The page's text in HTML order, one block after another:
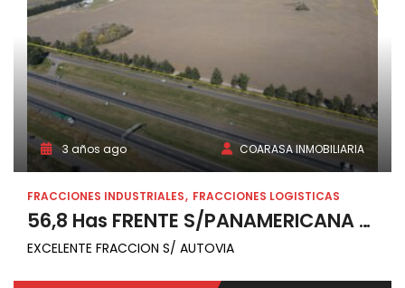
3 años ago COARASA INMOBILIARIA
FRACCIONES INDUSTRIALES FRACCIONES LOGISTICAS
56,8 Has FRENTE S/PANAMERICANA KM 95
EXCELENTE FRACCION S/ AUTOVIA